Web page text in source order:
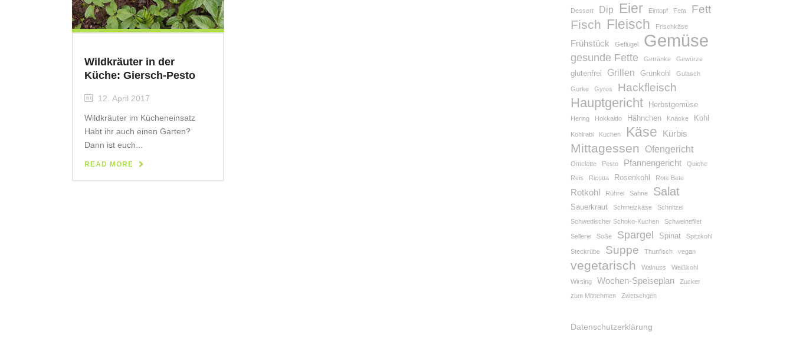
Wildkräuter in der
Küche: Giersch-Pesto
12. April 2017
Wildkräuter im Kücheneinsatz
Habt ihr auch einen Garten?
Dann ist euch...
READ MORE
Dessert Dip Eier Eintopf Feta Fett
Fisch Fleisch Frischkäse
Frühstück Geflügel Gemüse
gesunde Fette Getränke Gewürze
glutenfrei Grillen Grünkohl Gulasch
Gurke Gyros Hackfleisch
Hauptgericht Herbstgemüse
Hering Hokkaido Hähnchen Knäcke Kohl
Kohlrabi Kuchen Käse Kürbis
Mittagessen Ofengericht
Omelette Pesto Pfannengericht
Quiche
Reis
Ricotta Rosenkohl Rote Bete
Rotkohl Rührei Sahne Salat
Sauerkraut Schmelzkäse
Schnitzel
Schwedischer Schoko-Kuchen
Schweinefilet
Sellerie Soße Spargel Spinat Spitzkohl
Steckrübe Suppe Thunfisch vegan
vegetarisch Walnuss
Weißkohl
Wirsing
Wochen-Speiseplan
Zucker
zum Mitnehmen
Zwetschgen
Datenschutzerklärung